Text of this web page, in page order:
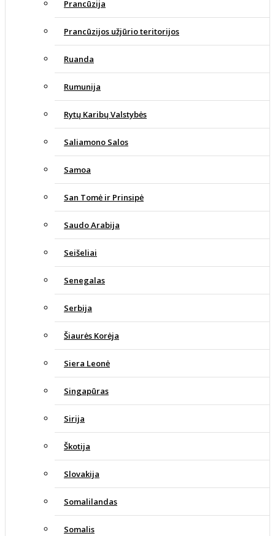
Prancūzija
Prancūzijos užjūrio teritorijos
Ruanda
Rumunija
Rytų Karibų Valstybės
Saliamono Salos
Samoa
San Tomė ir Prinsipė
Saudo Arabija
Seišeliai
Senegalas
Serbija
Šiaurės Korėja
Siera Leonė
Singapūras
Sirija
Škotija
Slovakija
Somalilandas
Somalis